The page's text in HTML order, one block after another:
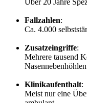
Fallzahlen:
Ca. 4.000
Zusatzeingriffe:
Mehrere tausend
Klinikaufenthalt:
Meist nur eine